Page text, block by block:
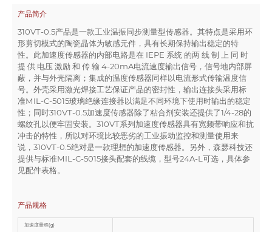
产品简介
310VT-0.5产品是一款工业温振同步测量型传感器。其特点是采⽤环
形剪切模式的陶瓷晶体为敏感元件，具有⻓期保持输出稳定的特
性。此加速度传感器的内部电路是在 IEPE 系统 的两 线 制 上 同 时
提 供 电压 激励 和 传 输 4-20mA电流速度输出信号，信号地内部屏
蔽，并与外壳隔离；集成的温度传感器同样以电流形式传输温度信
号。外壳采⽤激光焊接工艺保证产品的密封性，输出连接头采⽤标
准MIL-C-5015玻璃绝缘连接器以满足不同环境下使⽤时输出的稳定
性；同时310VT-0.5加速度传感器除了粘合剂安装还提供了1/4-28的
螺纹孔以便牢固安装。310VT系列加速度传感器具有宽频带响应和抗
冲击的特性，所以对环境比较恶劣的工业振动监控和测量使⽤来
说，310VT-0.5绝对是一款理想的加速度传感器。另外，森瑟科技还
提供与标准MIL-C-5015接头配套的线缆，型号24A-L可选，具体参
⻅配件表格。
产品规格
加速度量程(g)